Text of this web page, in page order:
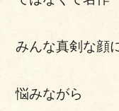
みんな真剣な顔
悩みながら